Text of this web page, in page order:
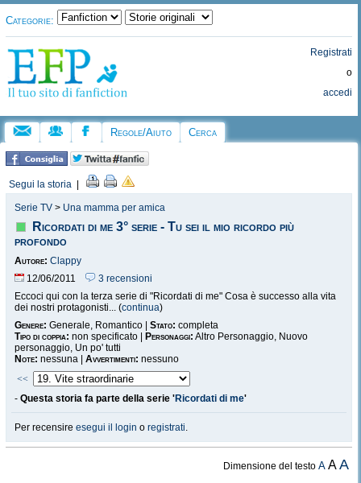
Categorie:
Registrati
o
accedi
Regole/Aiuto Cerca
Segui la storia
Serie TV > Una mamma per amica
Ricordati di me 3° serie - Tu sei il mio ricordo più
profondo
Autore: Clappy
12/06/2011
3 recensioni
Eccoci qui con la terza serie di "Ricordati di me" Cosa è successo alla vita
dei nostri protagonisti... (continua)
Genere: Generale, Romantico | Stato: completa
Tipo di coppia: non specificato | Personaggi: Altro Personaggio, Nuovo
personaggio, Un po' tutti
Note: nessuna | Avvertimenti: nessuno
<<
- Questa storia fa parte della serie 'Ricordati di me'
Per recensire esegui il login o registrati.
Dimensione del testoA AA